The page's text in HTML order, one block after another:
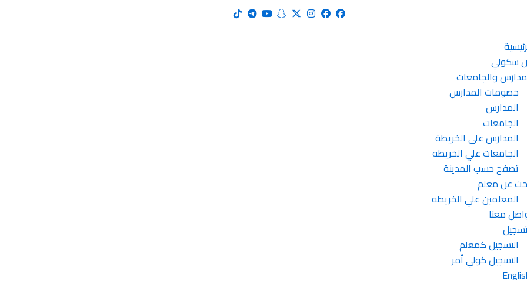
سكولي
والجامعات
خصومات المدارس
المدارس
الجامعات
المدارس على الخريطة
الجامعات علي الخريطه
تصفح حسب المدينة
عن معلم
المعلمين علي الخريطه
معنا
التسجيل كمعلم
التسجيل كولي أمر